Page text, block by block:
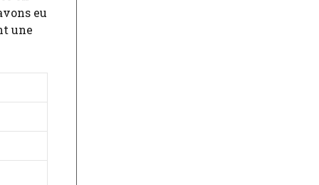
eu
une